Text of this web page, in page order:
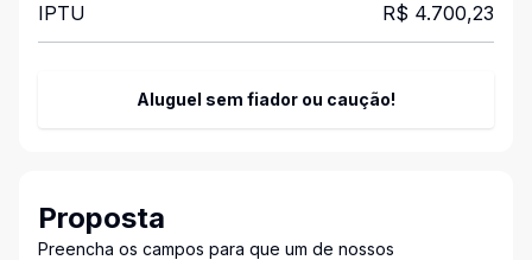
IPTU R$ 4.700,23
Aluguel sem fiador ou caução!
Proposta
Preencha os campos para que um de nossos